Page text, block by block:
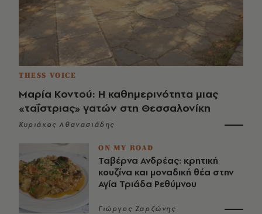
THESS VOICE
Μαρία Κοντού: Η καθημερινότητα μιας
«ταΐστριας» γατών στη Θεσσαλονίκη
Κυριάκος Αθανασιάδης
ON MY ROAD
Ταβέρνα Ανδρέας: κρητική
κουζίνα και μοναδική θέα στην
Αγία Τριάδα Ρεθύμνου
Γιώργος Ζαρζώνης